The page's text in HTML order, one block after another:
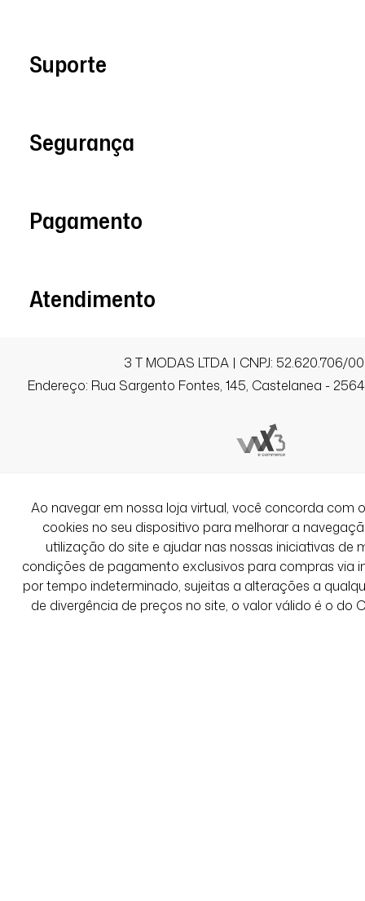
Rio de Janeiro / RJ
Linda.
Cristina O J.
22/06/2026 às 13h28
Só o lugar da caveira que pinica um
acabamento queimado, mas ai vou
da P ficaram certinhas em mim que
Q-100. Tenho 1,72 e não ficou curta.
13/06/2026 às 09h48
Itanhaém / SP
Amei, o tecido é bem diferente, mas o
corpo é perfeito! Toda vez que visto
pessoas ficam comentando!
Suporte
Segurança
Pagamento
Atendimento
3 T MODAS LTDA | CNPJ: 52.620.706/
Endereço: Rua Sargento Fontes, 145, Castelanea -
Ao navegar em nossa loja virtual, você concorda com
cookies no seu dispositivo para melhorar a
utilização do site e ajudar nas nossas iniciativas de
condições de pagamento exclusivos para compras via
por tempo indeterminado, sujeitas a alterações a
de divergência de preços no site, o valor válido é o do